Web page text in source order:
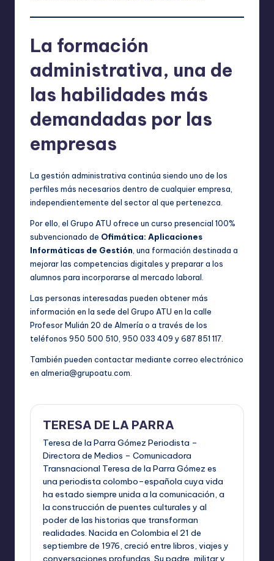
La formación
administrativa, una de
las habilidades más
demandadas por las
empresas
La gestión administrativa continúa siendo uno de los
perfiles más necesarios dentro de cualquier empresa,
independientemente del sector al que pertenezca.
Por ello, el Grupo ATU ofrece un curso presencial 100%
subvencionado de Ofimática: Aplicaciones
Informáticas de Gestión , una formación destinada a
mejorar las competencias digitales y preparar a los
alumnos para incorporarse al mercado laboral.
Las personas interesadas pueden obtener más
información en la sede del Grupo ATU en la calle
Profesor Mulián 20 de Almería o a través de los
teléfonos 950 500 510, 950 033 409 y 687 851 117.
También pueden contactar mediante correo electrónico
en almeria@grupoatu.com
TERESA DE LA PARRA
Teresa de la Parra Gómez Periodista –
Directora de Medios – Comunicadora
Transnacional Teresa de la Parra Gómez es
una periodista colombo–española cuya vida
ha estado siempre unida a la comunicación, a
la construcción de puentes culturales y al
poder de las historias que transforman
realidades. Nacida en Colombia el 21 de
septiembre de 1976, creció entre libros, viajes y
conversaciones profundas. Su padre, militar y